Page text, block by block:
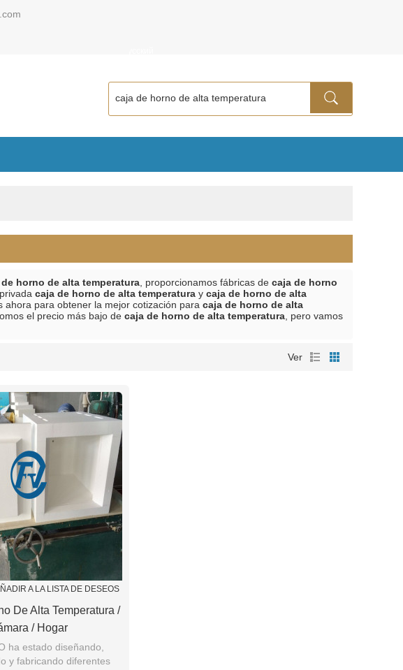
horno de alta temperatura , proporcionamos fábricas de caja de horno
caja de horno de alta temperatura y caja de horno de alta
para obtener la mejor cotización para caja de horno de alta
el precio más bajo de caja de horno de alta temperatura , pero vamos
Ver
A LA LISTA DE DESEOS
De Alta Temperatura /
/ Hogar
ha estado diseñando,
y fabricando diferentes